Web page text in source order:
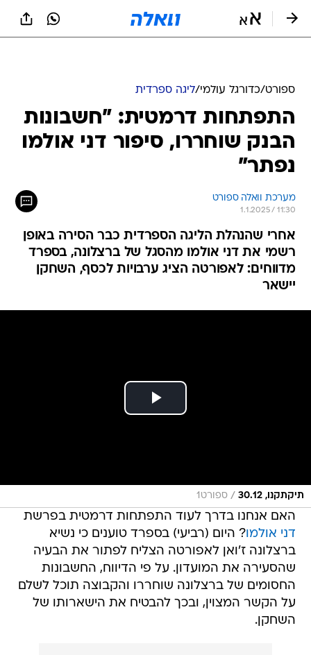
ספורט/כדורגל עולמי/ליגה ספרדית
התפתחות דרמטית: "חשבונות
הבנק שוחררו, סיפור דני אולמו
נפתר"
מערכת וואלה ספורט
1.1.2025 / 11:30
אחרי שהנהלת הליגה הספרדית כבר הסירה באופן
רשמי את דני אולמו מהסגל של ברצלונה, בספרד
מדווחים: לאפורטה הציג ערבויות לכסף, השחקן
יישאר
תיקתקנו, 30.12 / ספורט1
האם אנחנו בדרך לעוד התפתחות דרמטית בפרשת
דני אולמו? היום (רביעי) בספרד טוענים כי נשיא
ברצלונה ז'ואן לאפורטה הצליח לפתור את הבעיה
שהסעירה את המועדון. על פי הדיווח, החשבונות
החסומים של ברצלונה שוחררו והקבוצה תוכל לשלם
על הקשר המצוין, ובכך להבטיח את הישארותו של
השחקן.